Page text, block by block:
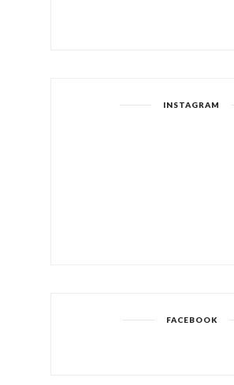
INSTAGRAM
FACEBOOK